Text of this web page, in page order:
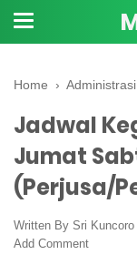
Home › Administrasi
Jadwal
Jumat
(Perjusa/
Written By Sri Kuncoro
Add Comment